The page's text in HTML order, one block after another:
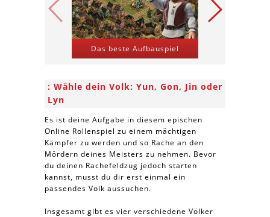
Das beste Aufbauspiel
Wähle dein Volk: Yun, Gon, Jin oder
Lyn
Es ist deine Aufgabe in diesem epischen
Online Rollenspiel zu einem mächtigen
Kämpfer zu werden und so Rache an den
Mördern deines Meisters zu nehmen. Bevor
du deinen Rachefeldzug jedoch starten
kannst, musst du dir erst einmal ein
passendes Volk aussuchen.
Insgesamt gibt es vier verschiedene Völker